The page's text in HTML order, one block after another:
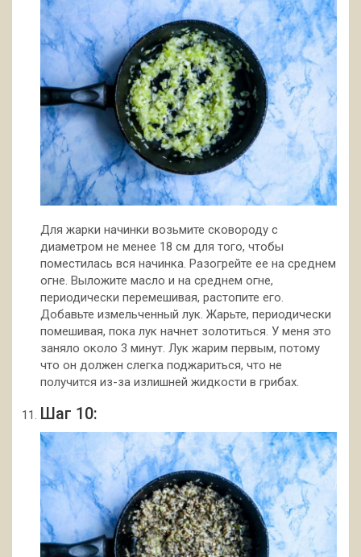
Для жарки начинки возьмите сковороду с
диаметром не менее 18 см для того, чтобы
поместилась вся начинка. Разогрейте ее на среднем
огне. Выложите масло и на среднем огне,
периодически перемешивая, растопите его.
Добавьте измельченный лук. Жарьте, периодически
помешивая, пока лук начнет золотиться. У меня это
заняло около 3 минут. Лук жарим первым, потому
что он должен слегка поджариться, что не
получится из-за излишней жидкости в грибах.
Шаг 10: